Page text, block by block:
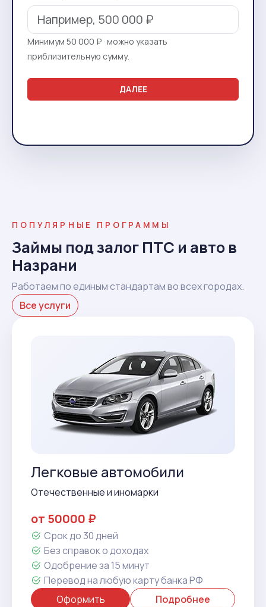
Минимум 50 000 ₽ · можно указать
приблизительную сумму.
ДАЛЕЕ
ПОПУЛЯРНЫЕ ПРОГРАММЫ
Займы под залог ПТС и авто в
Назрани
Работаем по единым стандартам во всех городах.
Все услуги
Легковые автомобили
Отечественные и иномарки
от 50000 ₽
Срок до 30 дней
Без справок о доходах
Одобрение за 15 минут
Перевод на любую карту банка РФ
Оформить
Подробнее